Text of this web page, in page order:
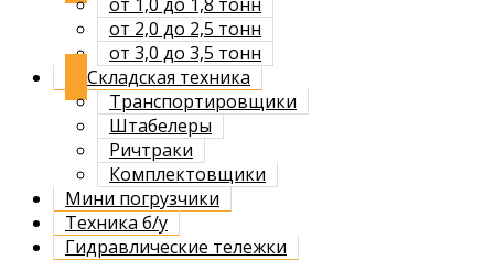
от 2,0 до 2,5 тонн
от 3,0 до 3,5 тонн
Складская техника
Транспортировщики
Штабелеры
Ричтраки
Комплектовщики
Мини погрузчики
Техника б/у
Гидравлические тележки